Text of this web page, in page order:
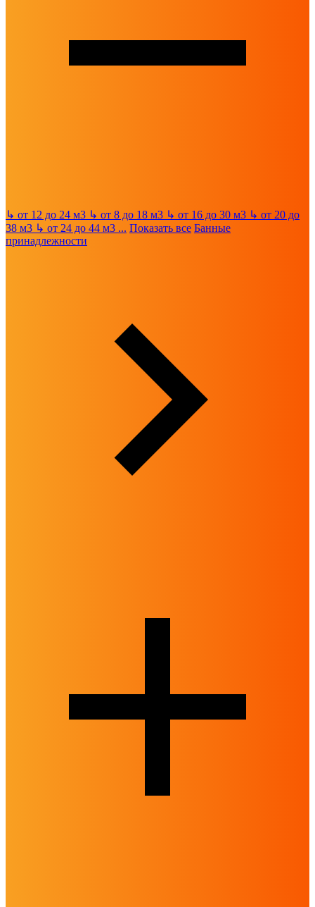
↳ от 12 до 24 м3 ↳ от 8 до 18 м3 ↳ от 16 до 30 м3 ↳ от 20 до
38 м3 ↳ от 24 до 44 м3 ... Показать все Банные
принадлежности